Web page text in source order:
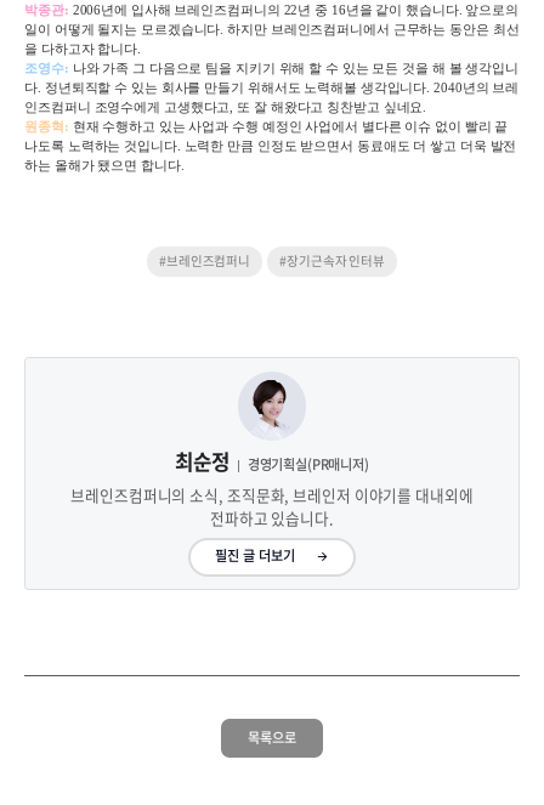
박종관: 2006년에 입사해 브레인즈컴퍼니의 22년 중 16년을 같이 했습니다. 앞으로의
일이 어떻게 될지는 모르겠습니다 .하지만 브레인즈컴퍼니에서 근무하는 동안은 최선
을 다하고자 합니다
조영수: 나와 가족 그 다음으로 팀을 지키기 위해 할 수 있는 모든 것을 해 볼 생각입니
다 정년퇴직할 수 있는 회사를 만들기 위해서도 노력해볼 생각입니다 . 2040년의 브레
인즈컴퍼니 조영수에게 고생했다고
또 잘 해왔다고 칭찬받고 싶네요
원종혁 : 현재 수행하고 있는 사업과 수행 예정인 사업에서 별다른 이슈 없이 빨리 끝
나도록 노력하는 것입니다.
노력한 만큼 인정도 받으면서 동료애도 더 쌓고 더욱 발전
하는 올해가 됐으면 합니다.
#브레인즈컴퍼니 #장기근속자 인터뷰
최순정 경영기획실(PR매니저)
브레인즈컴퍼니의 소식, 조직문화, 브레인저 이야기를 대내외에
전파하고 있습니다.
필진 글 더보기
목록으로